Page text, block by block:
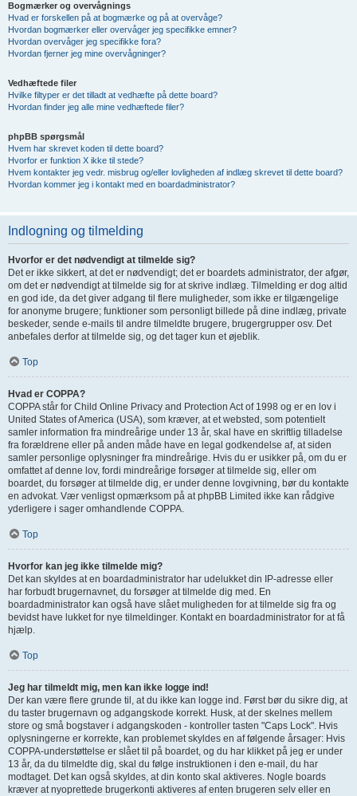
Bogmærker og overvågnings
Hvad er forskellen på at bogmærke og på at overvåge?
Hvordan bogmærker eller overvåger jeg specifikke emner?
Hvordan overvåger jeg specifikke fora?
Hvordan fjerner jeg mine overvågninger?
Vedhæftede filer
Hvilke filtyper er det tilladt at vedhæfte på dette board?
Hvordan finder jeg alle mine vedhæftede filer?
phpBB spørgsmål
Hvem har skrevet koden til dette board?
Hvorfor er funktion X ikke til stede?
Hvem kontakter jeg vedr. misbrug og/eller lovligheden af indlæg skrevet til dette board?
Hvordan kommer jeg i kontakt med en boardadministrator?
Indlogning og tilmelding
Hvorfor er det nødvendigt at tilmelde sig?
Det er ikke sikkert, at det er nødvendigt; det er boardets administrator, der afgør,
om det er nødvendigt at tilmelde sig for at skrive indlæg. Tilmelding er dog altid
en god ide, da det giver adgang til flere muligheder, som ikke er tilgængelige
for anonyme brugere; funktioner som personligt billede på dine indlæg, private
beskeder, sende e-mails til andre tilmeldte brugere, brugergrupper osv. Det
anbefales derfor at tilmelde sig, og det tager kun et øjeblik.
Top
Hvad er COPPA?
COPPA står for Child Online Privacy and Protection Act of 1998 og er en lov i
United States of America (USA), som kræver, at et websted, som potentielt
samler information fra mindreårige under 13 år, skal have en skriftlig tilladelse
fra forældrene eller på anden måde have en legal godkendelse af, at siden
samler personlige oplysninger fra mindreårige. Hvis du er usikker på, om du er
omfattet af denne lov, fordi mindreårige forsøger at tilmelde sig, eller om
boardet, du forsøger at tilmelde dig, er under denne lovgivning, bør du kontakte
en advokat. Vær venligst opmærksom på at phpBB Limited ikke kan rådgive
yderligere i sager omhandlende COPPA.
Top
Hvorfor kan jeg ikke tilmelde mig?
Det kan skyldes at en boardadministrator har udelukket din IP-adresse eller
har forbudt brugernavnet, du forsøger at tilmelde dig med. En
boardadministrator kan også have slået muligheden for at tilmelde sig fra og
bevidst have lukket for nye tilmeldinger. Kontakt en boardadministrator for at få
hjælp.
Top
Jeg har tilmeldt mig, men kan ikke logge ind!
Der kan være flere grunde til, at du ikke kan logge ind. Først bør du sikre dig, at
du taster brugernavn og adgangskode korrekt. Husk, at der skelnes mellem
store og små bogstaver i adgangskoden - kontroller tasten "Caps Lock". Hvis
oplysningerne er korrekte, kan problemet skyldes en af følgende årsager: Hvis
COPPA-understøttelse er slået til på boardet, og du har klikket på jeg er under
13 år, da du tilmeldte dig, skal du følge instruktionen i den e-mail, du har
modtaget. Det kan også skyldes, at din konto skal aktiveres. Nogle boards
kræver at nyoprettede brugerkonti aktiveres af enten brugeren selv eller en